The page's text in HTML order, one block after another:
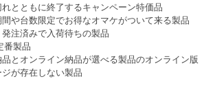
とともに終了するキャンペーン特価品
や台数限定でお得なオマケがついて来る製品
注済みで入荷待ちの製品
番製品
とオンライン納品が選べる製品のオンライン版
が存在しない製品